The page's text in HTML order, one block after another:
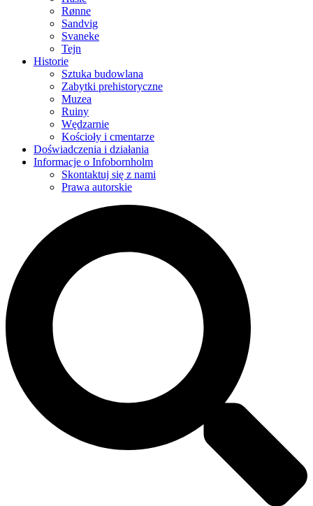
Rønne
Sandvig
Svaneke
Tejn
Historie
Sztuka budowlana
Zabytki prehistoryczne
Muzea
Ruiny
Wędzarnie
Kościoły i cmentarze
Doświadczenia i działania
Informacje o Infobornholm
Skontaktuj się z nami
Prawa autorskie